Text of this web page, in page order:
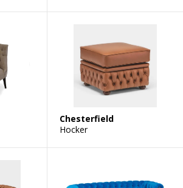
Chesterfield
Hocker